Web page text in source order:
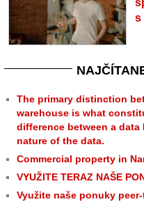
s
The primary distinction
warehouse is what
difference between a
nature of the data.
Commercial property in
VYUŽITE TERAZ NAŠE
Využite naše ponuky